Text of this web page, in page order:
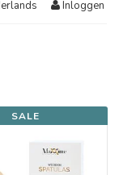
Inloggen
SALE